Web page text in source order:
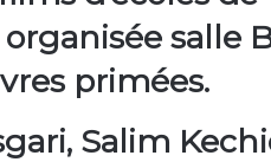
salle
primées.
, Salim